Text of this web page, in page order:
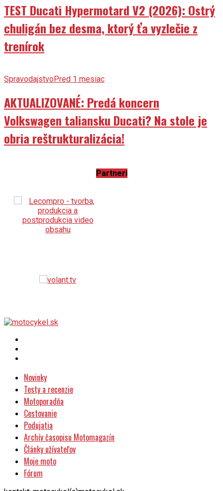
TEST Ducati Hypermotard V2 (2026): Ostrý
chuligán bez desma, ktorý ťa vyzlečie z
trenírok
SpravodajstvoPred 1 mesiac
AKTUALIZOVANÉ: Predá koncern
Volkswagen taliansku Ducati? Na stole je
obria reštrukturalizácia!
Partneri
Novinky
Testy a recenzie
Motoporadňa
Cestovanie
Podujatia
Archív časopisu Motomagazín
Články užívateľov
Moje moto
Fórum